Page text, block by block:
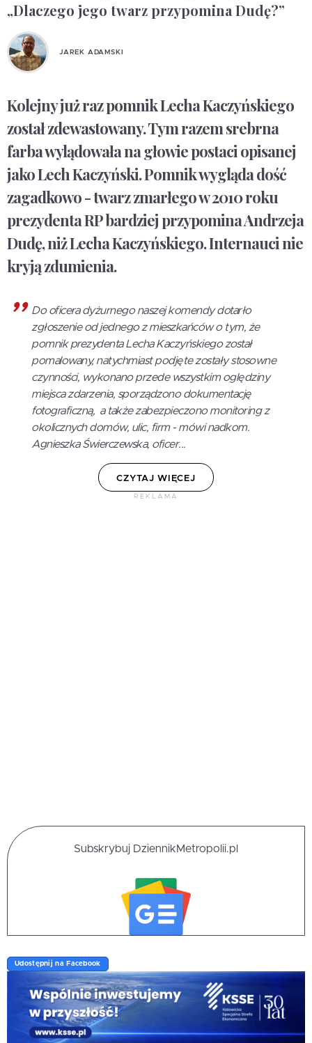
„Dlaczego jego twarz przypomina Dudę?”
JAREK ADAMSKI
Kolejny już raz pomnik Lecha Kaczyńskiego
został zdewastowany. Tym razem srebrna
farba wylądowała na głowie postaci opisanej
jako Lech Kaczyński. Pomnik wygląda dość
zagadkowo - twarz zmarłego w 2010 roku
prezydenta RP bardziej przypomina Andrzeja
Dudę, niż Lecha Kaczyńskiego. Internauci nie
kryją zdumienia.
Do oficera dyżurnego naszej komendy dotarło
zgłoszenie od jednego z mieszkańców o tym, że
pomnik prezydenta Lecha Kaczyńskiego został
pomalowany, natychmiast podjęte zostały stosowne
czynności, wykonano przede wszystkim oględziny
miejsca zdarzenia, sporządzono dokumentację
fotograficzną, a także zabezpieczono monitoring z
okolicznych domów, ulic, firm - mówi nadkom.
Agnieszka Świerczewska, oficer...
CZYTAJ WIĘCEJ
REKLAMA
Subskrybuj DziennikMetropolii.pl
Udostępnij na Facebook